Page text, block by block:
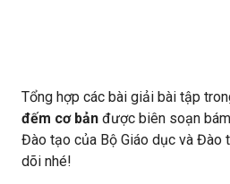
Tổng hợp các bài giải bài tập
đếm cơ bản được biên soạn
Đào tạo của Bộ Giáo dục và Đào
dõi nhé!